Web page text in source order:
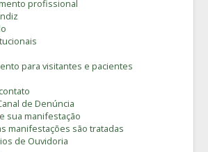
profissional
para visitantes e pacientes
de Denúncia
sua manifestação
manifestações são tratadas
de Ouvidoria